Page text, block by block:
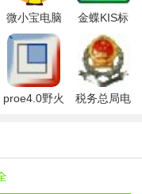
微小宝电脑
版
金蝶KIS标
准版
proe4.0野火
税务总局电